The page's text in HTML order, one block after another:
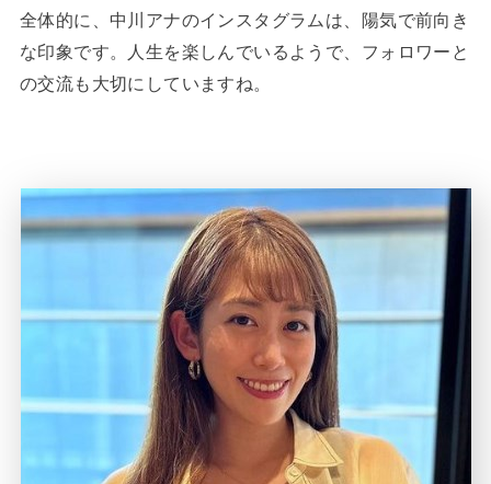
全体的に、中川アナのインスタグラムは、陽気で前向き
な印象です。人生を楽しんでいるようで、フォロワーと
の交流も大切にしていますね。